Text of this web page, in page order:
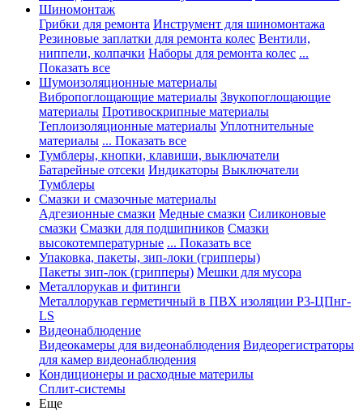
Шиномонтаж
Грибки для ремонта Инструмент для шиномонтажа
Резиновые заплатки для ремонта колес Вентили,
ниппели, колпачки Наборы для ремонта колес ...
Показать все
Шумоизоляционные материалы
Вибропоглощающие материалы Звукопоглощающие
материалы Противоскрипные материалы
Теплоизоляционные материалы Уплотнительные
материалы ... Показать все
Тумблеры, кнопки, клавиши, выключатели
Батарейные отсеки Индикаторы Выключатели
Тумблеры
Смазки и смазочные материалы
Адгезионные смазки Медные смазки Силиконовые
смазки Смазки для подшипников Смазки
высокотемпературные ... Показать все
Упаковка, пакеты, зип-локи (грипперы)
Пакеты зип-лок (грипперы) Мешки для мусора
Металлорукав и фитинги
Металлорукав герметичный в ПВХ изоляции Р3-ЦПнг-
LS
Видеонаблюдение
Видеокамеры для видеонаблюдения Видеорегистраторы
для камер видеонаблюдения
Кондиционеры и расходные материлы
Сплит-системы
Еще